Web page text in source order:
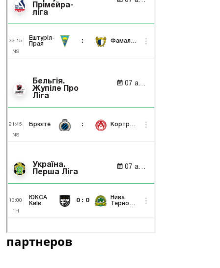
партнеров